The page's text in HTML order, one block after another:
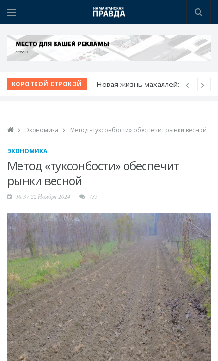
КОРОТКОЙ СТРОКОЙ
К новому учебному
обновлению:
проблемные махалли
Победа при полных
Точки роста
Новая жизнь махаллей:
преобразования
продолжаются
Экономика Метод «туксонбости» обеспечит рынки весной
ЭКОНОМИКА
Метод «туксонбости» обеспечит
рынки весной
18:37 22 Ноября 2024 735